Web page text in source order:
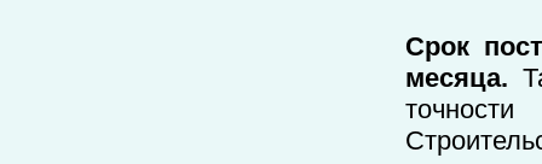
Срок
месяца.